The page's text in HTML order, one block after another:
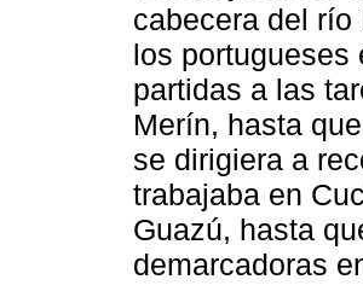
cabecera del río
los portugueses
partidas a las
Merín, hasta
se dirigiera a
trabajaba en
Guazú, hasta
demarcadoras